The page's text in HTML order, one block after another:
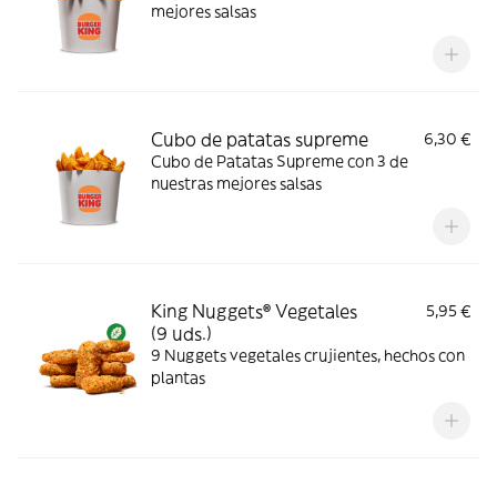
mejores salsas
Cubo de patatas supreme
6,30 €
Cubo de Patatas Supreme con 3 de
nuestras mejores salsas
King Nuggets® Vegetales
(9 uds.)
5,95 €
9 Nuggets vegetales crujientes, hechos con
plantas